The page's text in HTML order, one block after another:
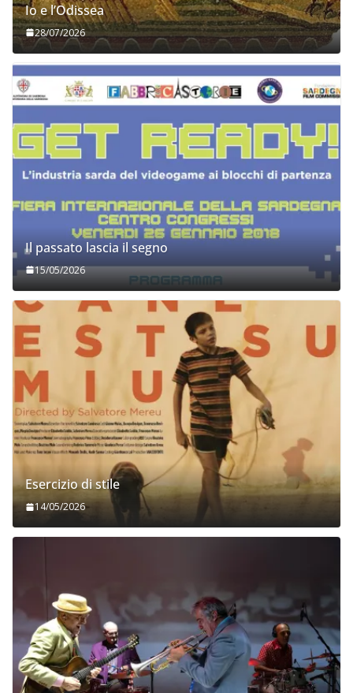
Io e l’Odissea
28/07/2026
Il passato lascia il segno
15/05/2026
Esercizio di stile
14/05/2026